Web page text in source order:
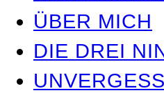
ÜBER MICH
DIE DREI